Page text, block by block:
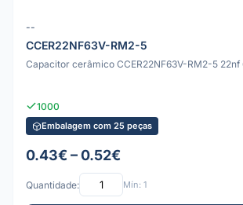
--
CCER22NF63V-RM2-5
Capacitor cerâmico CCER22NF63V-RM2-5 22nf
1000
Embalagem com 25 peças
0.43€ – 0.52€
Quantidade: Mín: 1